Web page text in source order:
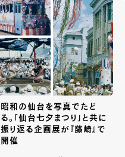
昭和の仙台を写真でたど
る。「仙台七夕まつり」と共に
振り返る企画展が『藤崎』で
開催